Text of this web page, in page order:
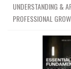
UNDERSTANDING &
PROFESSIONAL